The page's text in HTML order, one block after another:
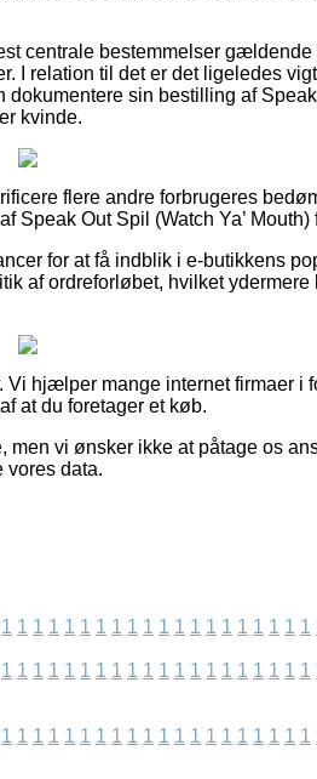
centrale bestemmelser gældende
I relation til det er det ligeledes
sin bestilling af Speak
kvinde.
flere andre forbrugeres
Speak Out Spil (Watch Ya’
for at få indblik i e-butikkens
af ordreforløbet, hvilket ydermere
hjælper mange internet firmaer i
at du foretager et køb.
vi ønsker ikke at påtage os
vores data.
1 1 1 1 1 1 1 1 1 1 1 1 1 1 1 1 1 1 1 1
1 1 1 1 1 1 1 1 1 1 1 1 1 1 1 1 1 1 1 1
1 1 1 1 1 1 1 1 1 1 1 1 1 1 1 1 1 1 1 1